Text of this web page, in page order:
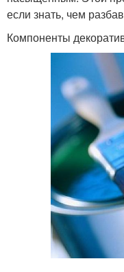
если знать, чем
Компоненты